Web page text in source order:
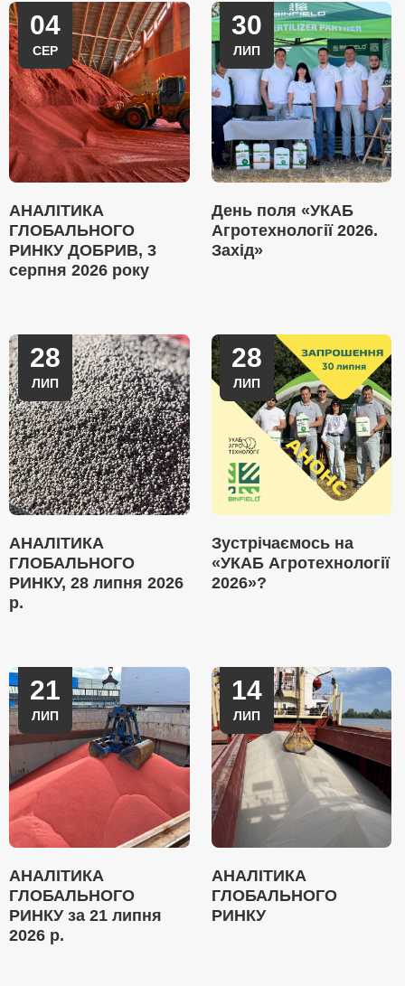
04
СЕР
АНАЛІТИКА
ГЛОБАЛЬНОГО
РИНКУ ДОБРИВ, 3
серпня 2026 року
30
ЛИП
День поля «УКАБ
Агротехнології 2026.
Захід»
28
ЛИП
АНАЛІТИКА
ГЛОБАЛЬНОГО
РИНКУ, 28 липня 2026
р.
28
ЛИП
Зустрічаємось на
«УКАБ Агротехнології
2026»?
21
ЛИП
АНАЛІТИКА
ГЛОБАЛЬНОГО
РИНКУ за 21 липня
2026 р.
14
ЛИП
АНАЛІТИКА
ГЛОБАЛЬНОГО
РИНКУ